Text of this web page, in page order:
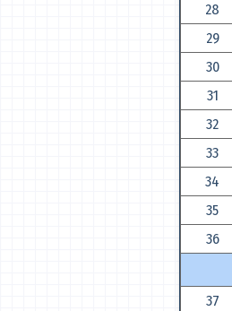
28
29
30
31
32
33
34
35
36
37